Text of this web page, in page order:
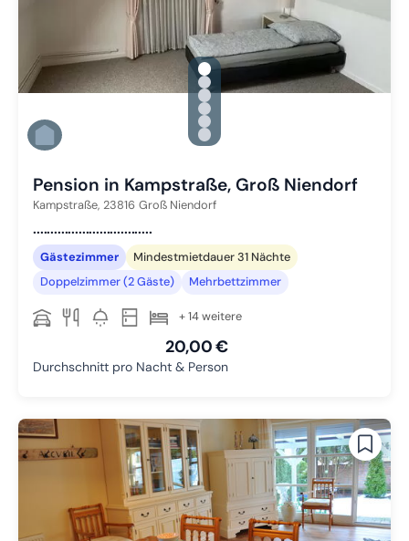
gallery.slide_selector
Zu Slide 1 wechseln
Zu Slide 2 wechseln
Zu Slide 3 wechseln
Zu Slide 4 wechseln
Zu Slide 5 wechseln
Zu Slide 6 wechseln
Pension in Kampstraße, Groß Niendorf
Kampstraße, 23816 Groß Niendorf
..................................
Gästezimmer
Mindestmietdauer 31 Nächte
Doppelzimmer (2 Gäste)
Mehrbettzimmer
+ 14 weitere
20,00 €
Durchschnitt pro Nacht & Person